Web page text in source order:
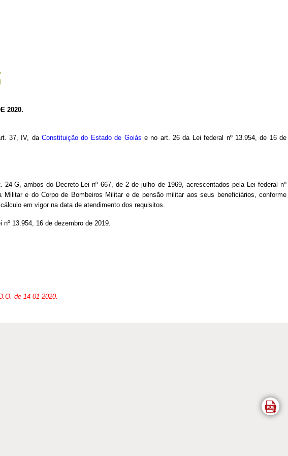
2020.
37, IV, daConstituição do Estado de Goiás e no art. 26 da Lei federal nº 13.954, de 16 de
24-G, ambos do Decreto-Lei nº 667, de 2 de julho de 1969, acrescentados pela Lei federal nº
e do Corpo de Bombeiros Militar e de pensão militar aos seus beneficiários, conforme
em vigor na data de atendimento dos requisitos.
13.954, 16 de dezembro de 2019.
de 14-01-2020.